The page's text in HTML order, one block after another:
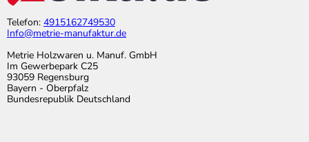
Telefon: 4915162749530
Info@metrie-manufaktur.de
Metrie Holzwaren u. Manuf. GmbH
Im Gewerbepark C25
93059 Regensburg
Bayern - Oberpfalz
Bundesrepublik Deutschland